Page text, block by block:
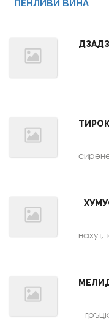
ПЕНЛИВИ ВИНА
нахут,